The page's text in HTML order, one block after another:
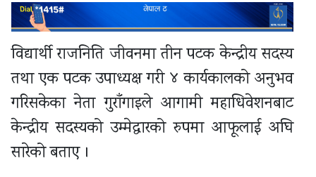
विद्यार्थी राजनिति जीवनमा तीन पटक केन्द्रीय सदस्य
तथा एक पटक उपाध्यक्ष गरी ४ कार्यकालको अनुभव
गरिसकेका नेता गुराँगाइले आगामी महाधिवेशनबाट
केन्द्रीय सदस्यको उम्मेद्वारको रुपमा आफूलाई अघि
सारेको बताए ।